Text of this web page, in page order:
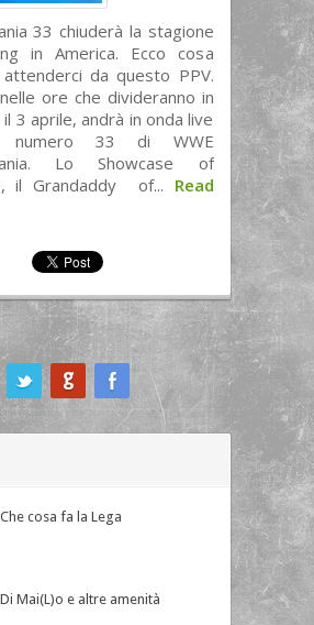
33 chiuderà la stagione
in America. Ecco cosa
da questo PPV.
ore che divideranno in
3 aprile, andrà in onda live
numero 33 di WWE
Lo Showcase of
il Grandaddy of... Read
Che cosa fa la Lega
Di Mai(L)o e altre amenità